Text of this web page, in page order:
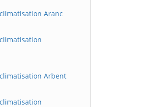
Aranc
Arbent